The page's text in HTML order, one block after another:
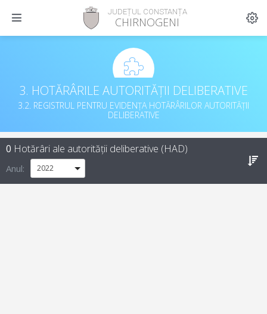
JUDEȚUL CONSTANȚA
CHIRNOGENI
3. HOTĂRÂRILE AUTORITĂȚII DELIBERATIVE
3.2. REGISTRUL PENTRU EVIDENȚA HOTĂRÂRILOR AUTORITĂȚII
DELIBERATIVE
0 Hotărâri ale autorității deliberative (HAD)
Anul: